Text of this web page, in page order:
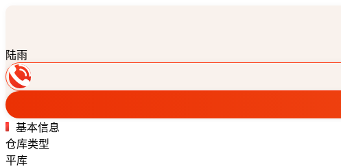
陆雨
基本信息
仓库类型
平库